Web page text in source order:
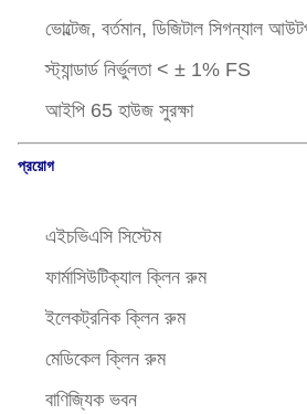
ভোল্টেজ, বর্তমান, ডিজিটাল সিগন্যাল
স্ট্যান্ডার্ড নির্ভুলতা < ± 1% FS
আইপি 65 হাউজ সুরক্ষা
প্রয়োগ
এইচভিএসি সিস্টেম
ফার্মাসিউটিক্যাল ক্লিন রুম
ইলেকট্রনিক ক্লিন রুম
মেডিকেল ক্লিন রুম
বাণিজ্যিক ভবন